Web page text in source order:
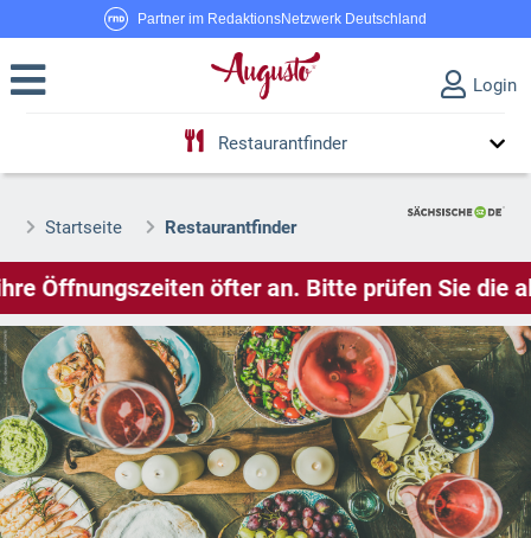
Partner im RedaktionsNetzwerk Deutschland
Login
Restaurantfinder
Startseite Restaurantfinder
prüfen Sie die aktuellen Öffnungszeiten